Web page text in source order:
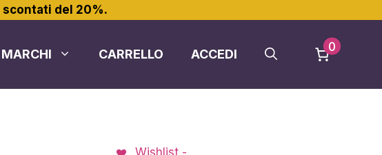
scontati del 20%.
MARCHI CARRELLO ACCEDI
0
Wishlist -